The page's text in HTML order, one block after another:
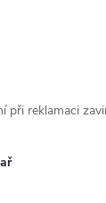
při reklamaci